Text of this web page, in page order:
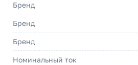
Бренд
Бренд
Бренд
Номинальный ток